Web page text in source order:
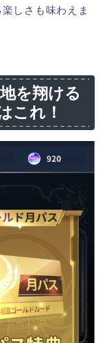
しさも味わえま
を翔ける
これ！